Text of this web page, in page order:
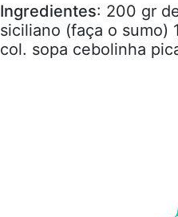
Ingredientes: 200 gr
siciliano (faça o sumo)
col. sopa cebolinha